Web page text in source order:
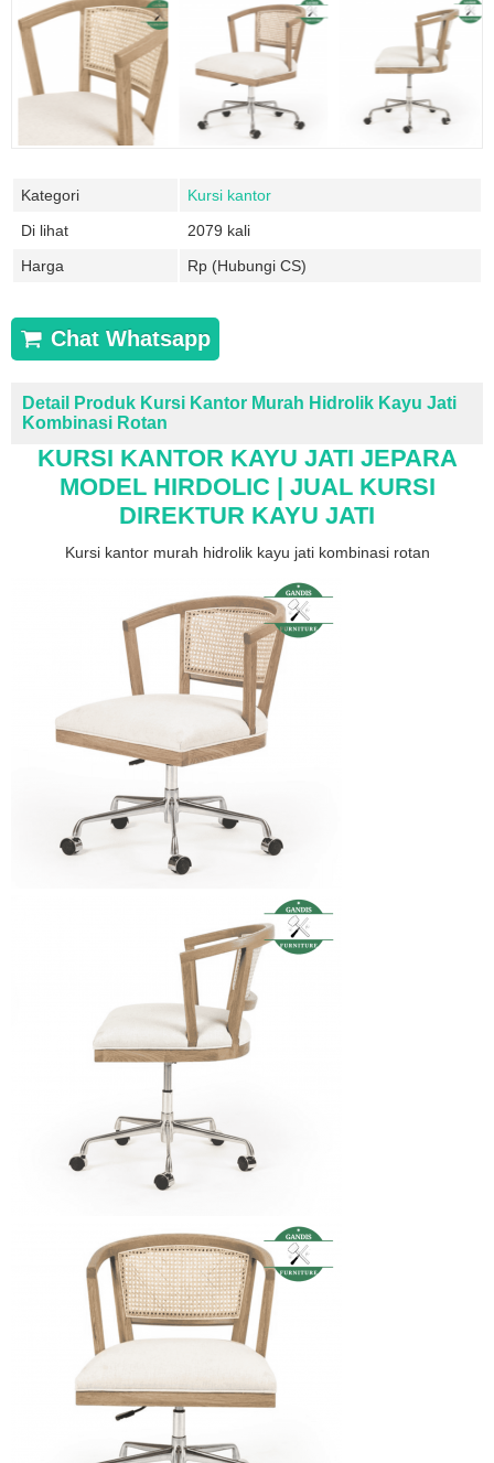
Kategori
Kursi kantor
Di lihat
2079 kali
Harga
Rp (Hubungi CS)
Chat Whatsapp
Detail Produk Kursi Kantor Murah Hidrolik Kayu Jati
Kombinasi Rotan
KURSI KANTORKAYU JATI JEPARA
MODEL HIRDOLIC | JUAL KURSI
DIREKTUR KAYU JATI
Kursi kantor murah hidrolik kayu jati kombinasi rotan